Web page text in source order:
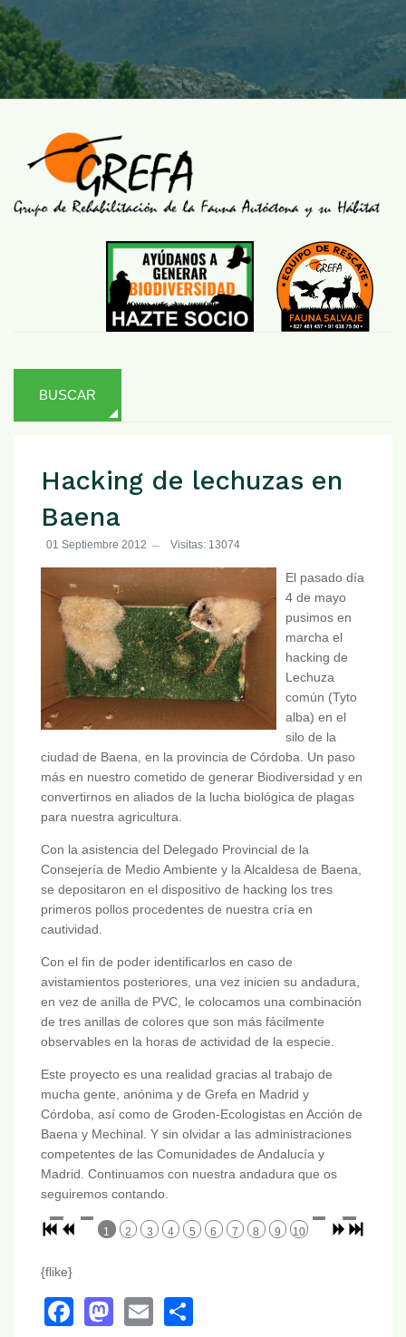
BUSCAR
Hacking de lechuzas en
Baena
01 Septiembre 2012 Visitas: 13074
El pasado día
4 de mayo
pusimos en
marcha el
hacking de
Lechuza
común (Tyto
alba) en el
silo de la
ciudad de Baena, en la provincia de Córdoba. Un paso
más en nuestro cometido de generar Biodiversidad y en
convertirnos en aliados de la lucha biológica de plagas
para nuestra agricultura.
Con la asistencia del Delegado Provincial de la
Consejería de Medio Ambiente y la Alcaldesa de Baena,
se depositaron en el dispositivo de hacking los tres
primeros pollos procedentes de nuestra cría en
cautividad.
Con el fin de poder identificarlos en caso de
avistamientos posteriores, una vez inicien su andadura,
en vez de anilla de PVC, le colocamos una combinación
de tres anillas de colores que son más fácilmente
observables en la horas de actividad de la especie.
Este proyecto es una realidad gracias al trabajo de
mucha gente, anónima y de Grefa en Madrid y
Córdoba, así como de Groden-Ecologistas en Acción de
Baena y Mechinal. Y sin olvidar a las administraciones
competentes de las Comunidades de Andalucía y
Madrid. Continuamos con nuestra andadura que os
seguiremos contando.
1 2 3 4 5 6 7 8 9 10
{flike}
Facebook
Mastodon
Email